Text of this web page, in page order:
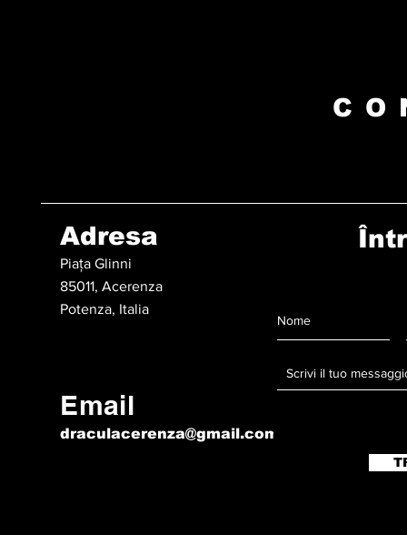
Adresa
Piața Glinni
85011, Acerenza
Potenza, Italia
Email
draculacerenza@gmail.com